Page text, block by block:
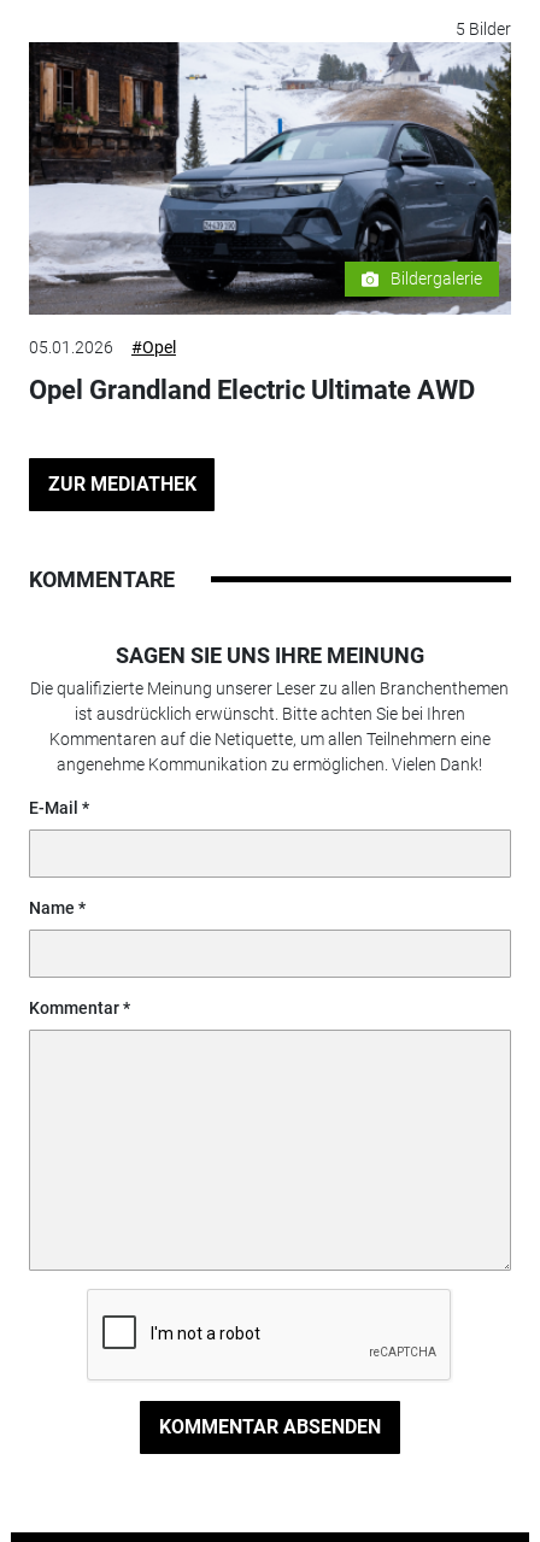
5 Bilder
Bildergalerie
05.01.2026 #Opel
Opel Grandland Electric Ultimate AWD
ZUR MEDIATHEK
KOMMENTARE
SAGEN SIE UNS IHRE MEINUNG
Die qualifizierte Meinung unserer Leser zu allen Branchenthemen
ist ausdrücklich erwünscht. Bitte achten Sie bei Ihren
Kommentaren auf die Netiquette, um allen Teilnehmern eine
angenehme Kommunikation zu ermöglichen. Vielen Dank!
E-Mail
Name
Kommentar
KOMMENTAR ABSENDEN